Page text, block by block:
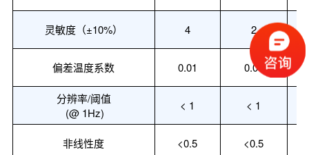
灵敏度（±10%） 4 2
偏差温度系数 0.01 0.01
分辨率/阈值
(@ 1Hz)
< 1 < 1
非线性度 <0.5 <0.5